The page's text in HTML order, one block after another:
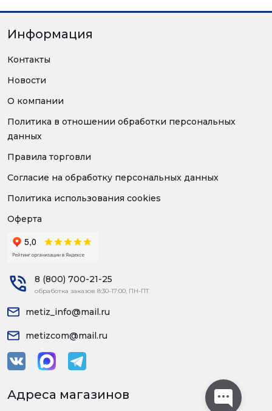
Информация
Контакты
Новости
О компании
Политика в отношении обработки персональных
данных
Правила торговли
Согласие на обработку персональных данных
Политика использования cookies
Оферта
8 (800) 700-21-25
обработка заказов 8:30-17:00, ПН-ПТ
metiz_info@mail.ru
metizcom@mail.ru
Адреса магазинов